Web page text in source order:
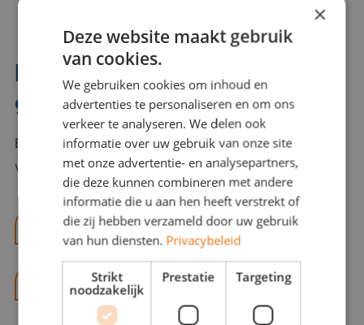
Interesse? Benno helpt je
graag verder!
Bel of mail Benno met al jouw vragen. Benno staat
voor je klaar en helpt je graag!
benno@viajou.nl
06 13 28 62 71
×
Deze website maakt gebruik
van cookies.
We gebruiken cookies om inhoud en
advertenties te personaliseren en om ons
verkeer te analyseren. We delen ook
informatie over uw gebruik van onze site
met onze advertentie- en analysepartners,
die deze kunnen combineren met andere
informatie die u aan hen heeft verstrekt of
die zij hebben verzameld door uw gebruik
van hun diensten. Privacybeleid
Strikt
noodzakelijk
Prestatie Targeting